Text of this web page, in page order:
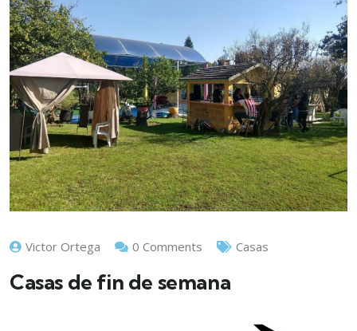
Victor Ortega 0 Comments Casas
Casas de fin de semana